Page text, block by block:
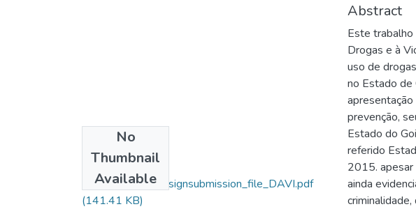
No
Thumbnail
Available
Davi Silva De
Souza_10177_assignsubmission_file_DAVI.pdf
(141.41 KB)
Abstract
Este trabalho
Drogas e à
uso de
no Estado de
prevenção,
Estado do
referido
2015.
ainda